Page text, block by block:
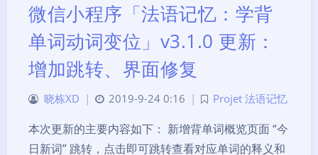
微信小程序「法语记忆：学背
单词动词变位」v3.1.0 更新：
增加跳转、界面修复
晓栋XD | 2019-9-24 0:16 | Projet 法语记忆
本次更新的主要内容如下： 新增背单词概览页面 “今
日新词” 跳转，点击即可跳转查看对应单词的释义和